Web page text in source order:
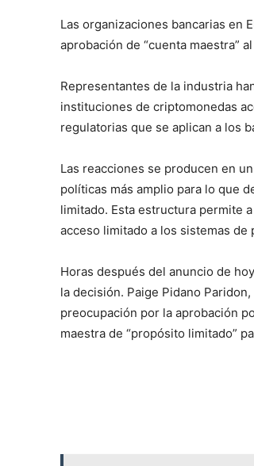
Las organizaciones bancarias en
aprobación de “cuenta maestra”
Representantes de la industria
instituciones de criptomonedas
regulatorias que se aplican a los
Las reacciones se producen en
políticas más amplio para lo que
limitado. Esta estructura permite
acceso limitado a los sistemas de
Horas después del anuncio de
la decisión. Paige Pidano
preocupación por la aprobación
maestra de “propósito limitado”